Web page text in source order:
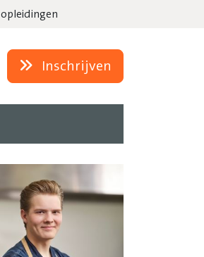
Inschrijven
opleidingen